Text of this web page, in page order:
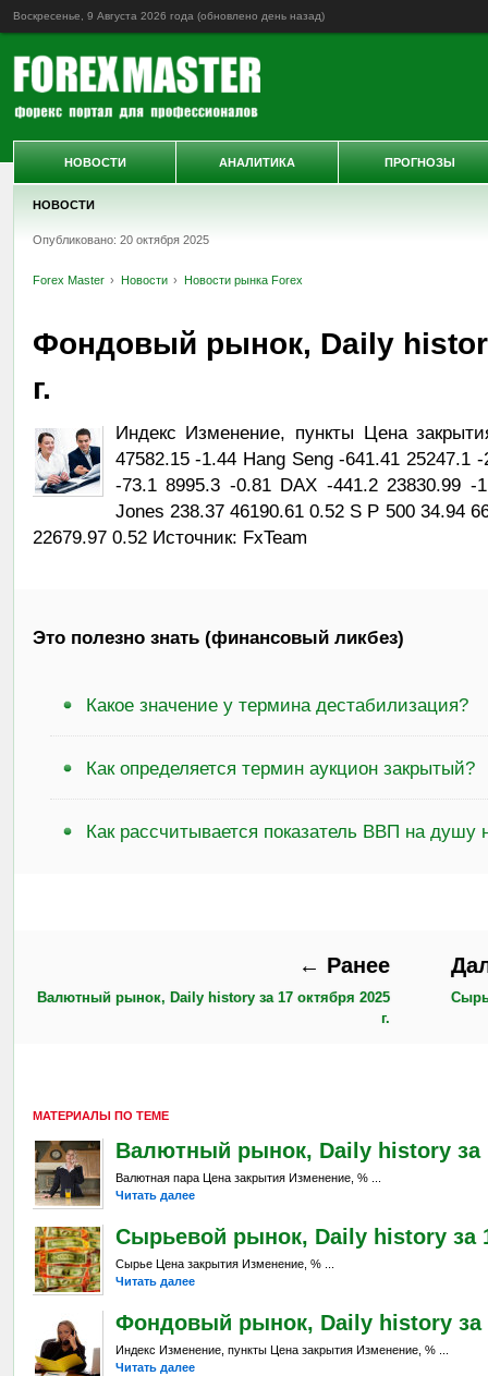
Воскресенье, 9 Августа 2026 года (обновлено день назад)
НОВОСТИ
Опубликовано: 20 октября 2025
Forex Master Новости Новости рынка Forex
Фондовый рынок, Daily
г.
Индекс Изменение, пункты Цена
47582.15 -1.44 Hang Seng -641.41 25247.1
-73.1 8995.3 -0.81 DAX -441.2 23830.99
Jones 238.37 46190.61 0.52 S P 500 34.94
22679.97 0.52 Источник: FxTeam
Это полезно знать (финансовый ликбез)
Какое значение у термина дестабилизация?
Как определяется термин аукцион закрытый?
Как рассчитывается показатель ВВП на душу
← Ранее
Валютный рынок, Daily history за 17 октября 2025
г.
МАТЕРИАЛЫ ПО ТЕМЕ
Валютный рынок, Daily history за
Валютная пара Цена закрытия Изменение, % ...
Читать далее
Сырьевой рынок, Daily history за
Сырье Цена закрытия Изменение, % ...
Читать далее
Фондовый рынок, Daily history за
Индекс Изменение, пункты Цена закрытия Изменение, % ...
Читать далее
НОВОСТИ АНАЛИТИКА ПРОГНОЗЫ